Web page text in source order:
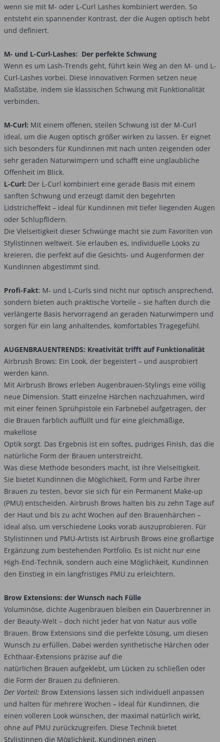
wenn sie mit M- oder L-Curl Lashes kombiniert werden. So
entsteht ein spannender Kontrast, der die Augen optisch hebt
und definiert.
M- und L-Curl-Lashes: Der perfekte Schwung
Wenn es um Lash-Trends geht, führt kein Weg an den M- und L-
Curl-Lashes vorbei. Diese innovativen Formen setzen neue
Maßstäbe, indem sie klassischen Schwung mit Funktionalität
verbinden.
M-Curl: Mit einem offenen, steilen Schwung ist der M-Curl
ideal, um die Augen optisch größer wirken zu lassen. Er eignet
sich besonders für Kundinnen mit nach unten zeigenden oder
sehr geraden Naturwimpern und schafft eine unglaubliche
Offenheit im Blick.
L-Curl: Der L-Curl kombiniert eine gerade Basis mit einem
sanften Schwung und erzeugt damit den begehrten
Lidstricheffekt – ideal für Kundinnen mit tiefer liegenden Augen
oder Schlupflidern.
Die Vielseitigkeit dieser Schwünge macht sie zum Favoriten von
Stylistinnen weltweit. Sie erlauben es, individuelle Looks zu
kreieren, die perfekt auf die Gesichts- und Augenformen der
Kundinnen abgestimmt sind.
Profi-Fakt: M- und L-Curls sind nicht nur optisch ansprechend,
sondern bieten auch praktische Vorteile – sie haften durch die
verlängerte Basis hervorragend an geraden Naturwimpern und
sorgen für ein lang anhaltendes, komfortables Tragegefühl.
AUGENBRAUENTRENDS: Kreativität trifft auf Funktionalität
Airbrush Brows: Ein Look, der begeistert – und ausprobiert
werden kann.
Mit Airbrush Brows erleben Augenbrauen-Stylings eine völlig
neue Dimension. Statt einzelne Härchen nachzuahmen, wird
mit einer feinen Sprühpistole ein Farbnebel aufgetragen, der
die Brauen farblich auffüllt und für eine gleichmäßige,
makellose
Optik sorgt. Das Ergebnis ist ein softes, pudriges Finish, das die
natürliche Form der Brauen unterstreicht.
Was diese Methode besonders macht, ist ihre Vielseitigkeit.
Sie bietet Kundinnen die Möglichkeit, Form und Farbe ihrer
Brauen zu testen, bevor sie sich für ein Permanent Make-up
(PMU) entscheiden. Airbrush Brows halten bis zu zehn Tage auf
der Haut und bis zu acht Wochen auf den Brauenhärchen –
ideal also, um verschiedene Looks vorab auszuprobieren. Für
Stylistinnen und PMU-Artists ist Airbrush Brows eine großartige
Ergänzung zum bestehenden Portfolio. Es ist nicht nur eine
High-End-Technik, sondern auch eine Möglichkeit, Kundinnen
den Einstieg in ein langfristiges PMU zu erleichtern.
Brow Extensions: der Wunsch nach Fülle
Voluminöse, dichte Augenbrauen bleiben ein Dauerbrenner in
der Beauty-Welt – doch nicht jeder hat von Natur aus volle
Brauen. Brow Extensions sind die perfekte Lösung, um diesen
Wunsch zu erfüllen. Dabei werden synthetische Härchen oder
Echthaar-Extensions präzise auf die
natürlichen Brauen aufgeklebt, um Lücken zu schließen oder
die Form der Brauen zu definieren.
Der Vorteil: Brow Extensions lassen sich individuell anpassen
und halten für mehrere Wochen – ideal für Kundinnen, die
einen volleren Look wünschen, der maximal natürlich wirkt,
ohne auf PMU zurückzugreifen. Diese Technik bietet
Stylistinnen die Möglichkeit, Kundinnen einen